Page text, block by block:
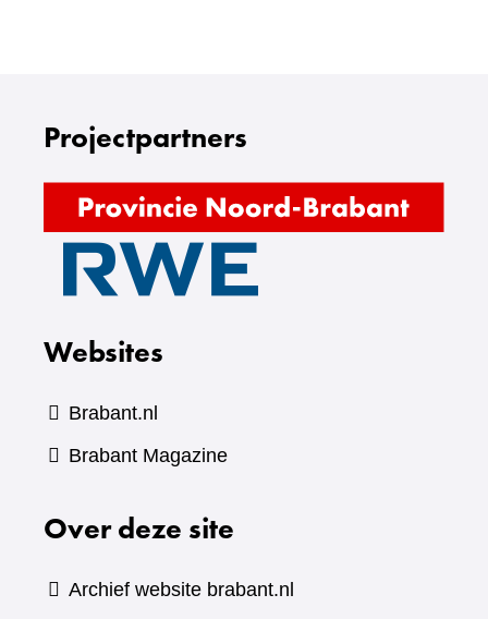
Projectpartners
naar
naar
Websites
Brabant.nl
Brabant Magazine(verwijst
website)
Over deze site
Archief website brabant.nl